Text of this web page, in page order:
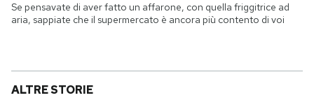
Se pensavate di aver fatto un affarone, con quella friggitrice ad
aria, sappiate che il supermercato è ancora più contento di voi
ALTRE STORIE